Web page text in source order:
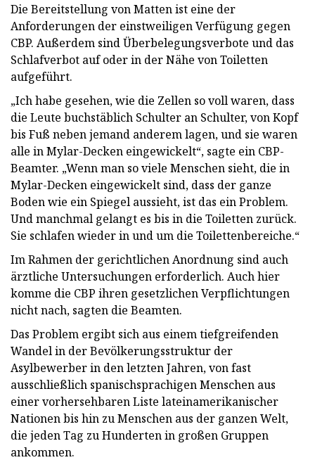
Die Bereitstellung von Matten ist eine der
Anforderungen der einstweiligen Verfügung gegen
CBP. Außerdem sind Überbelegungsverbote und das
Schlafverbot auf oder in der Nähe von Toiletten
aufgeführt.
„Ich habe gesehen, wie die Zellen so voll waren, dass
die Leute buchstäblich Schulter an Schulter, von Kopf
bis Fuß neben jemand anderem lagen, und sie waren
alle in Mylar-Decken eingewickelt“, sagte ein CBP-
Beamter. „Wenn man so viele Menschen sieht, die in
Mylar-Decken eingewickelt sind, dass der ganze
Boden wie ein Spiegel aussieht, ist das ein Problem.
Und manchmal gelangt es bis in die Toiletten zurück.
Sie schlafen wieder in und um die Toilettenbereiche.“
Im Rahmen der gerichtlichen Anordnung sind auch
ärztliche Untersuchungen erforderlich. Auch hier
komme die CBP ihren gesetzlichen Verpflichtungen
nicht nach, sagten die Beamten.
Das Problem ergibt sich aus einem tiefgreifenden
Wandel in der Bevölkerungsstruktur der
Asylbewerber in den letzten Jahren, von fast
ausschließlich spanischsprachigen Menschen aus
einer vorhersehbaren Liste lateinamerikanischer
Nationen bis hin zu Menschen aus der ganzen Welt,
die jeden Tag zu Hunderten in großen Gruppen
ankommen.